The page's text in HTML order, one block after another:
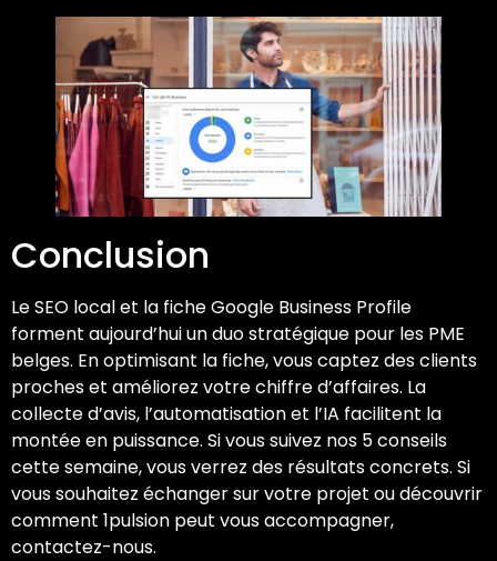
Conclusion
Le SEO local et la fiche Google Business Profile
forment aujourd’hui un duo stratégique pour les PME
belges. En optimisant la fiche, vous captez des clients
proches et améliorez votre chiffre d’affaires. La
collecte d’avis, l’automatisation et l’IA facilitent la
montée en puissance. Si vous suivez nos 5 conseils
cette semaine, vous verrez des résultats concrets. Si
vous souhaitez échanger sur votre projet ou découvrir
comment 1pulsion peut vous accompagner,
contactez-nous.